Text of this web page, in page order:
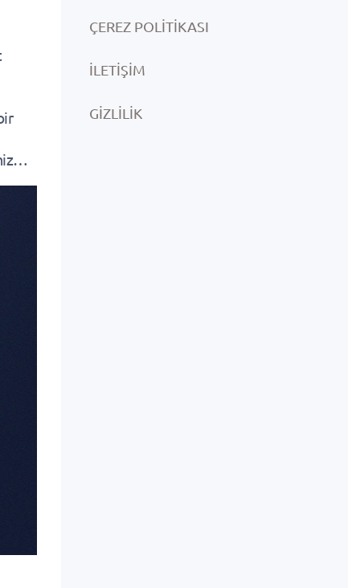
ÇEREZ POLITIKASI
İLETIŞIM
GIZLILIK